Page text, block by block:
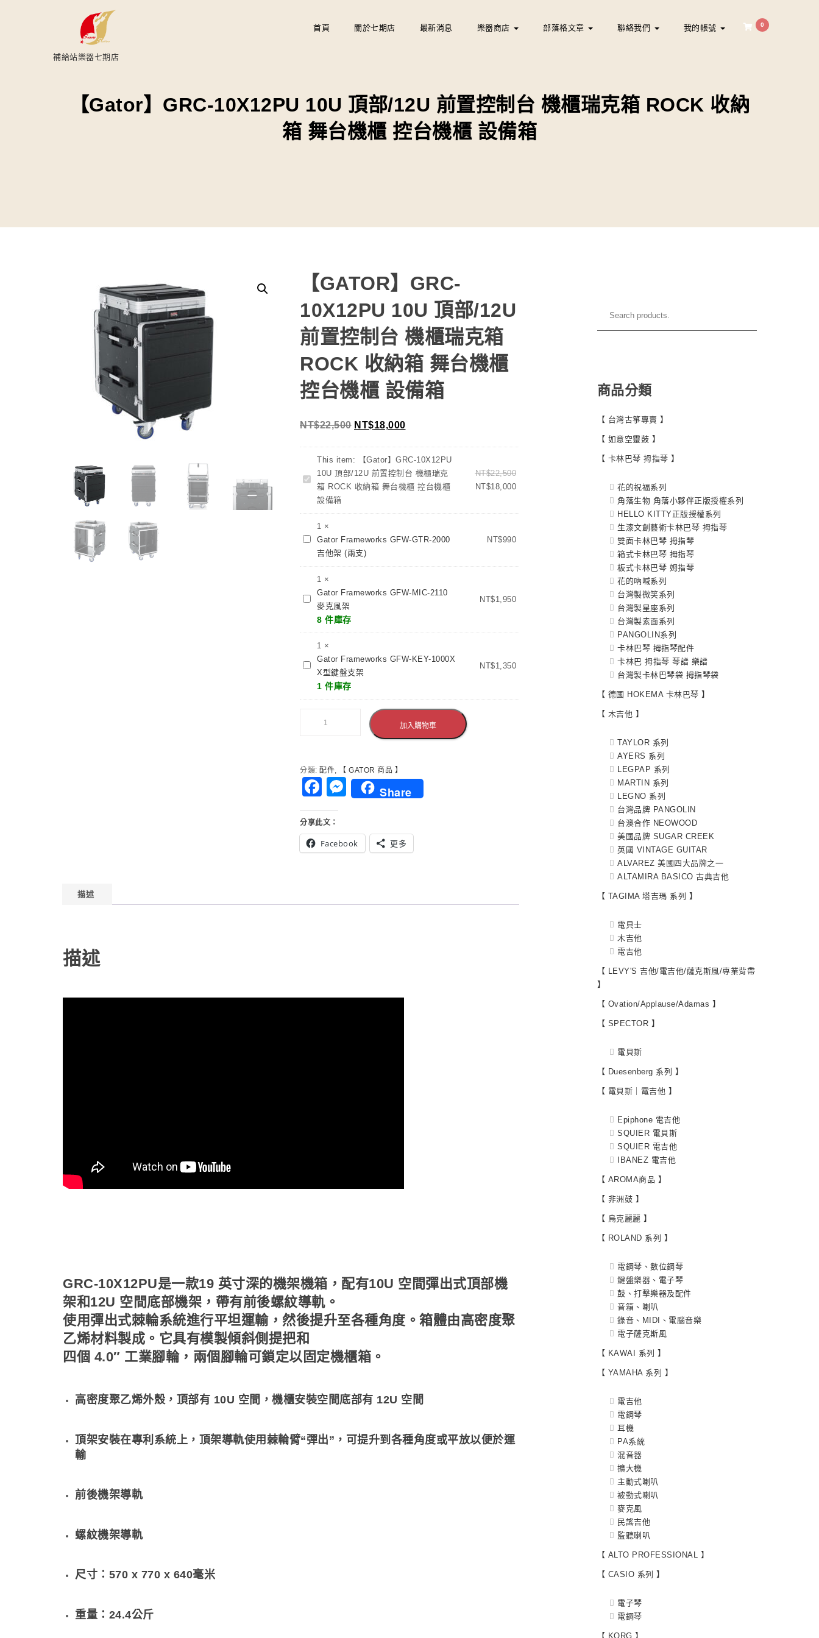
補給站樂器七期店
0
首頁 關於七期店 最新消息 樂器商店 部落格文章 聯絡我們 我的帳號
【Gator】GRC-10X12PU 10U 頂部/12U 前置控制台 機櫃瑞克箱 ROCK 收納
箱 舞台機櫃 控台機櫃 設備箱
【GATOR】GRC-
10X12PU 10U 頂部/12U
前置控制台 機櫃瑞克箱
ROCK 收納箱 舞台機櫃
控台機櫃 設備箱
NT$22,500 NT$18,000
【Gator】
GRC-
10X12PU
頂
制
克
機
櫃
機
櫃
設
This item:
【Gator】GRC-10X12PU
10U 頂部/12U 前置控制台 機櫃瑞克
箱 ROCK 收納箱 舞台機櫃 控台機櫃
設備箱
NT$22,500
NT$18,000
Gator
Frameworks
GFW-
GTR-
2000
架
支)
1 ×
Gator Frameworks GFW-GTR-2000
吉他架 (兩支)
NT$990
Gator
Frameworks
GFW-
麥
1 ×
Gator Frameworks GFW-MIC-2110
麥克風架
8 件庫存
NT$1,950
Gator
Frameworks
GFW-
1000X
盤
支
架
1 ×
Gator Frameworks GFW-KEY-1000X
X型鍵盤支架
1 件庫存
NT$1,350
加入購物車
分類: 配件, 【 GATOR 商品 】
Facebook
Messenger
Share
分享此文：
Facebook 更多
描述
描述
GRC-10X12PU是一款19 英寸深的機架機箱，配有10U 空間彈出式頂部機
架和12U 空間底部機架，帶有前後螺紋導軌。
使用彈出式棘輪系統進行平坦運輸，然後提升至各種角度。箱體由高密度聚
乙烯材料製成。它具有模製傾斜側提把和
四個 4.0″ 工業腳輪，兩個腳輪可鎖定以固定機櫃箱。
高密度聚乙烯外殼，頂部有 10U 空間，機櫃安裝空間底部有 12U 空間
頂架安裝在專利系統上，頂架導軌使用棘輪臂“彈出”，可提升到各種角度或平放以便於運
輸
前後機架導軌
螺紋機架導軌
尺寸：570 x 770 x 640毫米
重量：24.4公斤
商品分類
【 台灣古箏專賣 】
【 如意空靈鼓 】
【 卡林巴琴 拇指琴 】
花的祝福系列
角落生物 角落小夥伴正版授權系列
HELLO KITTY正版授權系列
生漆文創藝術卡林巴琴 拇指琴
雙面卡林巴琴 拇指琴
箱式卡林巴琴 拇指琴
板式卡林巴琴 姆指琴
花的吶喊系列
台灣製微笑系列
台灣製星座系列
台灣製素面系列
PANGOLIN系列
卡林巴琴 拇指琴配件
卡林巴 拇指琴 琴譜 樂譜
台灣製卡林巴琴袋 拇指琴袋
【 德國 HOKEMA 卡林巴琴 】
【 木吉他 】
TAYLOR 系列
AYERS 系列
LEGPAP 系列
MARTIN 系列
LEGNO 系列
台灣品牌 PANGOLIN
台澳合作 NEOWOOD
美國品牌 SUGAR CREEK
英國 VINTAGE GUITAR
ALVAREZ 美國四大品牌之一
ALTAMIRA BASICO 古典吉他
【 TAGIMA 塔吉瑪 系列 】
電貝士
木吉他
電吉他
【 LEVY'S 吉他/電吉他/薩克斯風/專業背帶
】
【 Ovation/Applause/Adamas 】
【 SPECTOR 】
電貝斯
【 Duesenberg 系列 】
【 電貝斯｜電吉他 】
Epiphone 電吉他
SQUIER 電貝斯
SQUIER 電吉他
IBANEZ 電吉他
【 AROMA商品 】
【 非洲鼓 】
【 烏克麗麗 】
【 ROLAND 系列 】
電鋼琴、數位鋼琴
鍵盤樂器、電子琴
鼓、打擊樂器及配件
音箱、喇叭
錄音、MIDI、電腦音樂
電子薩克斯風
【 KAWAI 系列 】
【 YAMAHA 系列 】
電吉他
電鋼琴
耳機
PA系統
混音器
擴大機
主動式喇叭
被動式喇叭
麥克風
民謠吉他
監聽喇叭
【 ALTO PROFESSIONAL 】
【 CASIO 系列 】
電子琴
電鋼琴
【 KORG 】